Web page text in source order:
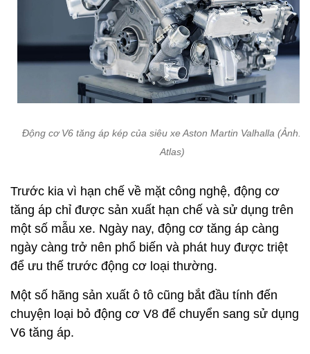
Động cơ V6 tăng áp kép của siêu xe Aston Martin Valhalla (Ảnh:
Atlas)
Trước kia vì hạn chế về mặt công nghệ, động cơ
tăng áp chỉ được sản xuất hạn chế và sử dụng trên
một số mẫu xe. Ngày nay, động cơ tăng áp càng
ngày càng trở nên phổ biến và phát huy được triệt
để ưu thế trước động cơ loại thường.
Một số hãng sản xuất ô tô cũng bắt đầu tính đến
chuyện loại bỏ động cơ V8 để chuyển sang sử dụng
V6 tăng áp.